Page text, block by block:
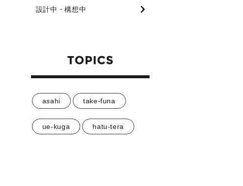
設計中・構想中
asahi take-funa
ue-kuga hatu-tera